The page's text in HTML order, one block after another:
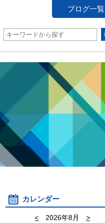
ブログ一覧
カレンダー
< 2026年8月 >